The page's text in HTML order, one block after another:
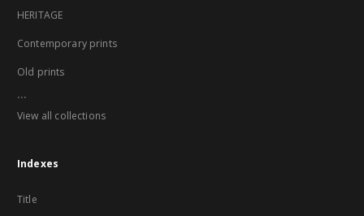
HERITAGE
Contemporary prints
Old prints
...
View all collections
Indexes
Title